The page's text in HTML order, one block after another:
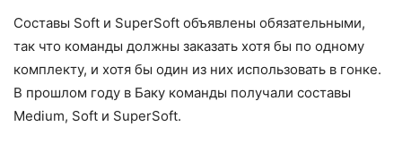
Составы Soft и SuperSoft объявлены обязательными,
так что команды должны заказать хотя бы по одному
комплекту, и хотя бы один из них использовать в гонке.
В прошлом году в Баку команды получали составы
Medium, Soft и SuperSoft.